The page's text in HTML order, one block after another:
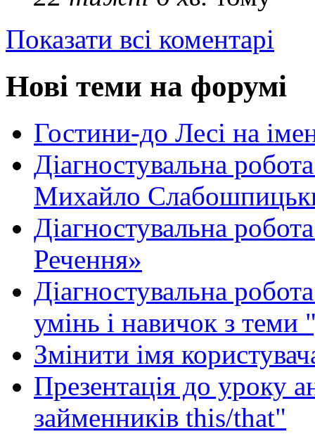
Показати всі коментарі
Нові теми на форумі
Гостини-до Лесі на
Діагностувальна
Михайло
Діагностувальна
Речення»
Діагностувальна
умінь і навичок з теми
Змінити імя
Презентація до уроку
займенників this/that"